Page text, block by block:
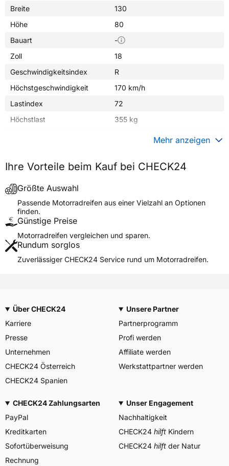
Breite
130
Höhe
80
Bauart
-
Zoll
18
Geschwindigkeitsindex
R
Höchstgeschwindigkeit
170 km/h
Lastindex
72
Höchstlast
355 kg
Fahrzeugtyp
Motorrad
Verwendung
Modellname
MFC-11 STONEMASTER
Reifenposition
Motorradtyp
General
Weitere Eigenschaften
Allgemeine Produktsicherheit (GPSR)
Mefo Sport GmbH, Röthlein
Mehr anzeigen
Ihre Vorteile beim Kauf bei CHECK24
Größte Auswahl
Passende Motorradreifen aus einer Vielzahl an Optionen
finden.
Günstige Preise
Motorradreifen vergleichen und sparen.
Rundum sorglos
Zuverlässiger CHECK24 Service rund um Motorradreifen.
Über CHECK24
Karriere
Presse
Unternehmen
CHECK24 Österreich
CHECK24 Spanien
Unsere Partner
Partnerprogramm
Profi werden
Affiliate werden
Werkstattpartner werden
CHECK24 Zahlungsarten
PayPal
Kreditkarten
Sofortüberweisung
Rechnung
Unser Engagement
Nachhaltigkeit
CHECK24 hilft Kindern
CHECK24 hilft der Natur